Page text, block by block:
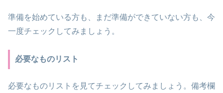
準備を始めている方も、まだ準備ができていない方も、今
一度チェックしてみましょう。
必要なものリスト
必要なものリストを見てチェックしてみましょう。備考欄